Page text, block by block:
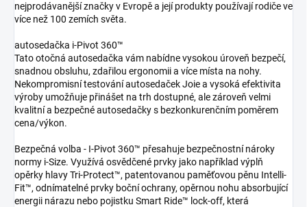
nejprodávanější značky v Evropě a její produkty používají rodiče ve
více než 100 zemích světa.
autosedačka i-Pivot 360™
Tato otočná autosedačka vám nabídne vysokou úroveň bezpečí,
snadnou obsluhu, zdařilou ergonomii a více místa na nohy.
Nekompromisní testování autosedaček Joie a vysoká efektivita
výroby umožňuje přinášet na trh dostupné, ale zároveň velmi
kvalitní a bezpečné autosedačky s bezkonkurenčním poměrem
cena/výkon.
Bezpečná volba - I-Pivot 360™ přesahuje bezpečnostní nároky
normy i-Size. Využívá osvědčené prvky jako například výplň
opěrky hlavy Tri-Protect™, patentovanou paměťovou pěnu Intelli-
Fit™, odnímatelné prvky boční ochrany, opěrnou nohu absorbující
energii nárazu nebo pojistku Smart Ride™ lock-off, která